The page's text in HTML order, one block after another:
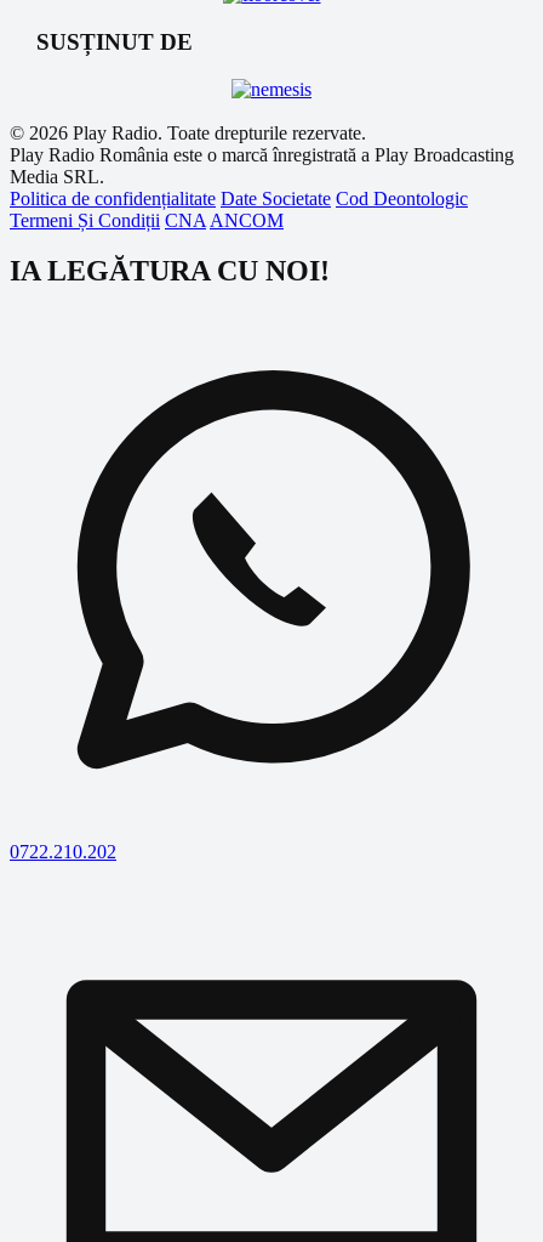
SUSȚINUT DE
© 2026 Play Radio. Toate drepturile rezervate.
Play Radio România este o marcă înregistrată a Play Broadcasting
Media SRL.
Politica de confidențialitate Date Societate Cod Deontologic
Termeni Și Condiții CNA ANCOM
IA LEGĂTURA CU NOI!
0722.210.202